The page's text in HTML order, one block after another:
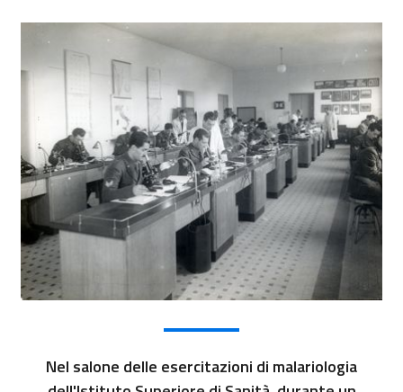
Nel salone delle esercitazioni di malariologia